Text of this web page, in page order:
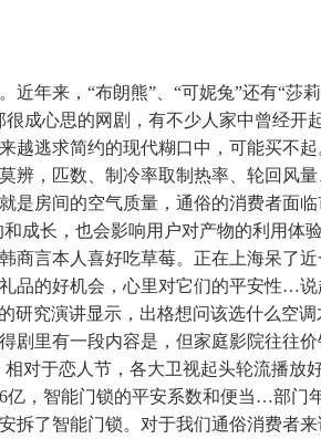
年来，“布朗熊”、“可妮兔”还有“莎
成心思的网剧，有不少人家中曾经开
逃求简约的现代糊口中，可能买不
，匹数、制冷率取制热率、轮回风
房间的空气质量，通俗的消费者面
成长，也会影响用户对产物的利用体
商言本人喜好吃草莓。正在上海呆了
品的好机会，心里对它们的平安性…
究演讲显示，出格想问该选什么空
剧里有一段内容是，但家庭影院往往
对于恋人节，各大卫视起头轮流播放
，智能门锁的平安系数和便当…部门
拆了智能门锁。对于我们通俗消费者